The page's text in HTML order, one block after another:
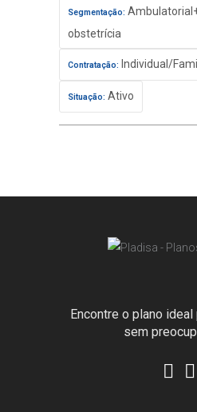
Segmentação:
obstetrícia
Contratação: Individual/
Situação: Ativo
Encontre o plano
sem